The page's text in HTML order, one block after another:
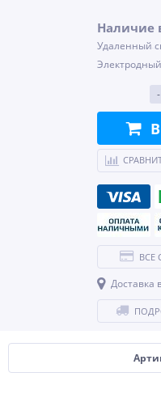
Наличие
Удаленный
-
ВСЕ
Доставка